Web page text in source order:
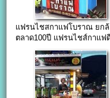
แฟรนไชสกาแฟโบราณ ยก
ตลาด100ปี แฟรนไชส์กาแฟ